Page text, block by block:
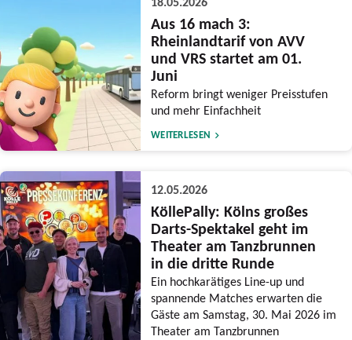
Aus 16 mach 3:
Rheinlandtarif von AVV
und VRS startet am 01.
Juni
Reform bringt weniger Preisstufen
und mehr Einfachheit
WEITERLESEN
12.05.2026
KöllePally: Kölns großes
Darts-Spektakel geht im
Theater am Tanzbrunnen
in die dritte Runde
Ein hochkarätiges Line-up und
spannende Matches erwarten die
Gäste am Samstag, 30. Mai 2026 im
Theater am Tanzbrunnen